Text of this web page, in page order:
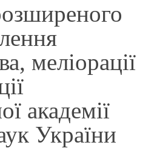
меліорації
академії
України